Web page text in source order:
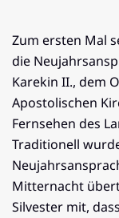
Zum ersten Mal
die
Karekin II., dem
Apostolischen
Fernsehen des
Traditionell
Mitternacht
Silvester mit,